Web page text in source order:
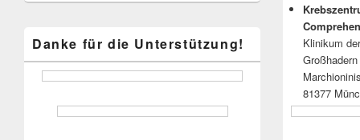
Danke für die Unterstützung!
Klinikum
Großhadern
81377